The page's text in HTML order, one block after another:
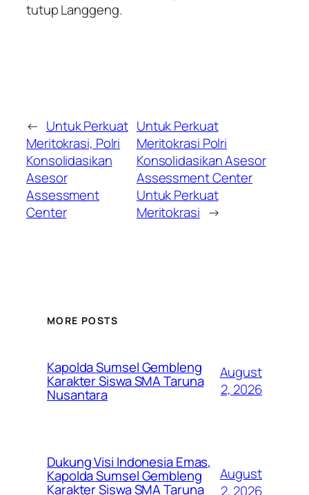
tutup Langgeng.
← Untuk Perkuat
Meritokrasi, Polri
Konsolidasikan
Asesor
Assessment
Center
Untuk Perkuat
Meritokrasi Polri
Konsolidasikan Asesor
Assessment Center
Untuk Perkuat
Meritokrasi →
MORE POSTS
Kapolda Sumsel Gembleng
Karakter Siswa SMA Taruna
Nusantara
August
2, 2026
Dukung Visi Indonesia Emas,
Kapolda Sumsel Gembleng
Karakter Siswa SMA Taruna
August
2, 2026